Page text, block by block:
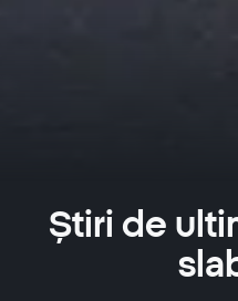
Știri de